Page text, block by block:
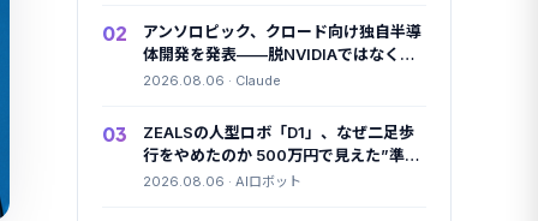
02
アンソロピック、クロード向け独自半導
体開発を発表——脱NVIDIAではなく
「足し算」の一手
2026.08.06 · Claude
03
ZEALSの人型ロボ「D1」、なぜ二足歩
行をやめたのか 500万円で見えた”準国
産”の勝算
2026.08.06 · AIロボット